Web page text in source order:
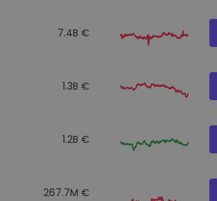
7.4B €
1.3B €
1.2B €
267.7M €